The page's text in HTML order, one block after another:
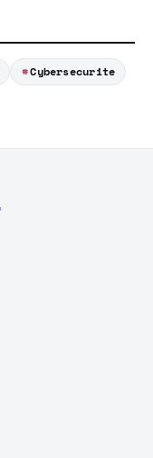
Cybersecurite